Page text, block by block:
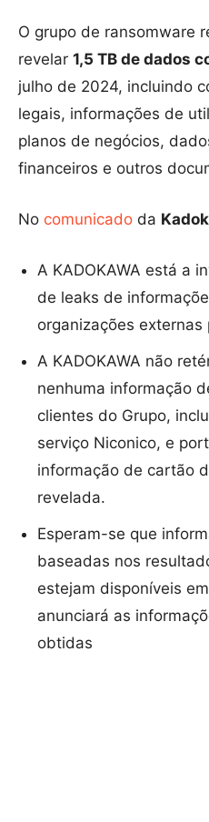
O grupo de ransomware
revelar 1,5 TB de dados
julho de 2024, incluindo
legais, informações de
planos de negócios,
financeiros e outros
No comunicado da
A KADOKAWA está a
de leaks de
organizações externas
A KADOKAWA não
nenhuma informação
clientes do Grupo,
serviço Niconico, e
informação de cartão
revelada.
Esperam-se que
baseadas nos
estejam disponíveis
anunciará as
obtidas